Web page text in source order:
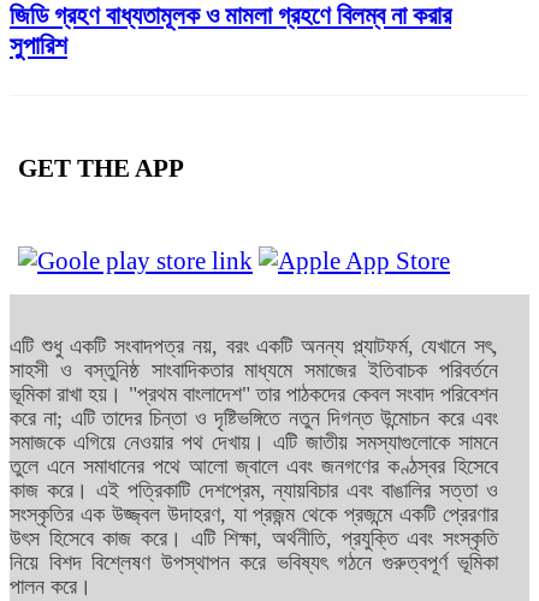
জিডি গ্রহণ বাধ্যতামূলক ও মামলা গ্রহণে বিলম্ব না করার
সুপারিশ
GET THE APP
এটি শুধু একটি সংবাদপত্র নয়, বরং একটি অনন্য প্ল্যাটফর্ম, যেখানে সৎ,
সাহসী ও বস্তুনিষ্ঠ সাংবাদিকতার মাধ্যমে সমাজের ইতিবাচক পরিবর্তনে
ভূমিকা রাখা হয়। "প্রথম বাংলাদেশ" তার পাঠকদের কেবল সংবাদ পরিবেশন
করে না; এটি তাদের চিন্তা ও দৃষ্টিভঙ্গিতে নতুন দিগন্ত উন্মোচন করে এবং
সমাজকে এগিয়ে নেওয়ার পথ দেখায়। এটি জাতীয় সমস্যাগুলোকে সামনে
তুলে এনে সমাধানের পথে আলো জ্বালে এবং জনগণের কণ্ঠস্বর হিসেবে
কাজ করে। এই পত্রিকাটি দেশপ্রেম, ন্যায়বিচার এবং বাঙালির সত্তা ও
সংস্কৃতির এক উজ্জ্বল উদাহরণ, যা প্রজন্ম থেকে প্রজন্মে একটি প্রেরণার
উৎস হিসেবে কাজ করে। এটি শিক্ষা, অর্থনীতি, প্রযুক্তি এবং সংস্কৃতি
নিয়ে বিশদ বিশ্লেষণ উপস্থাপন করে ভবিষ্যৎ গঠনে গুরুত্বপূর্ণ ভূমিকা
পালন করে।